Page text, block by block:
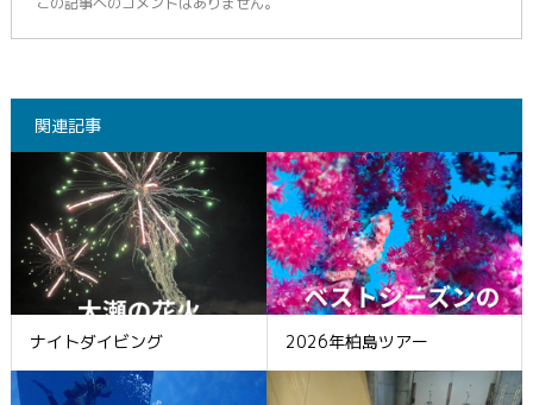
関連記事
ナイトダイビング 2026年柏島ツアー